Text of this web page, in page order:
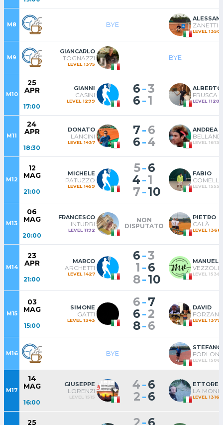
M8 BYE ZANETTI
LEVEL 1350
M9
GIANCARLO
TOGNAZZI
LEVEL 1375
BYE
M10
25
APR
17:00
GIANNI
CASINI
LEVEL 1299
6-3
6-1
ALBERTO
FRUSCA
LEVEL 1120
M11
24
APR
18:30
DONATO
LANCINI
LEVEL 1437
7-6
6-4
ANDREA
BELLANDI
LEVEL 1613
M12
12
MAG
21:00
MICHELE
PATUZZO
LEVEL 1459
5-6
4-1
7-10
FABIO
COMELLI
LEVEL 1555
M13
06
MAG
20:00
FRANCESCO
INTURRI
LEVEL 1192
NON
DISPUTATO
PIETRO
CALÀ
LEVEL 1366
M14
23
APR
21:00
MARCO
ARCHETTI
LEVEL 1427
6-3
1 -6
8-10
MANUELE
VEZZOLI
LEVEL 1536
M15
03
MAG
15:00
SIMONE
GATTI
LEVEL 1343
6-7
6-2
8-6
DAVID
LEVEL 1377
M16 BYE
STEFANO
FORLONI
LEVEL 1506
M17
14
MAG
16:00
GIUSEPPE
LORENZI
LEVEL 1515
4-6
2-6
ETTORE
LA
LEVEL 1316
25